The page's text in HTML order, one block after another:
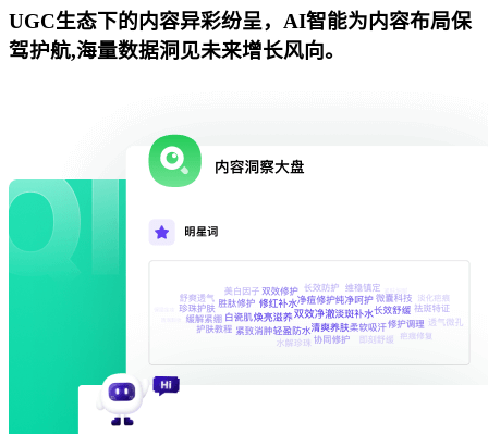
UGC生态下的内容异彩纷呈，AI智能为内容布局保
驾护航,海量数据洞见未来增长风向。